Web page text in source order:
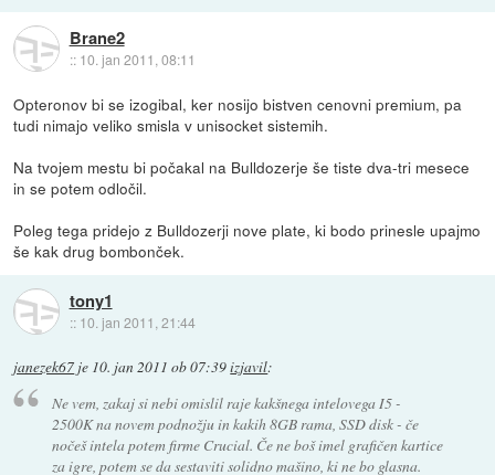
Brane2
:: 10. jan 2011, 08:11
Opteronov bi se izogibal, ker nosijo bistven cenovni premium, pa
tudi nimajo veliko smisla v unisocket sistemih.
Na tvojem mestu bi počakal na Bulldozerje še tiste dva-tri mesece
in se potem odločil.
Poleg tega pridejo z Bulldozerji nove plate, ki bodo prinesle upajmo
še kak drug bombonček.
tony1
:: 10. jan 2011, 21:44
janezek67 je 10. jan 2011 ob 07:39izjavil:
Ne vem, zakaj si nebi omislil raje kakšnega intelovega I5 -
2500K na novem podnožju in kakih 8GB rama, SSD disk - če
nočeš intela potem firme Crucial. Če ne boš imel grafičen kartice
za igre, potem se da sestaviti solidno mašino, ki ne bo glasna.